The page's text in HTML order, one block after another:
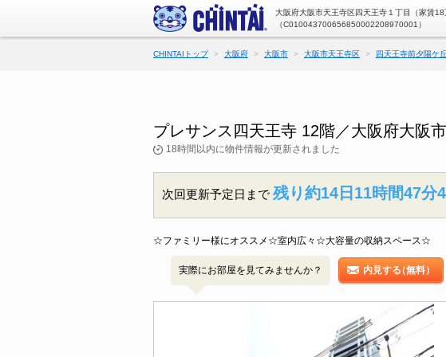
大阪府大阪市天王寺区四天王寺１丁目（家賃
（C010043700656850002208970001）
CHINTAIトップ 大阪府 大阪市 大阪市天王寺区 四天王寺前夕陽ケ
プレサンス四天王寺 12階／大阪府大阪
18時間以内に物件情報が更新されました
次回更新予定日まで 残り約14日11時間47分
☆ファミリー様にオススメ☆室内広々☆大容量の収納スペース☆
実際にお部屋を見てみませんか？ 内見する（無料）